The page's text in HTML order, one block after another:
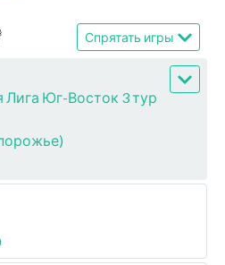
Спрятать игры
Лига Юг-Восток 3 тур